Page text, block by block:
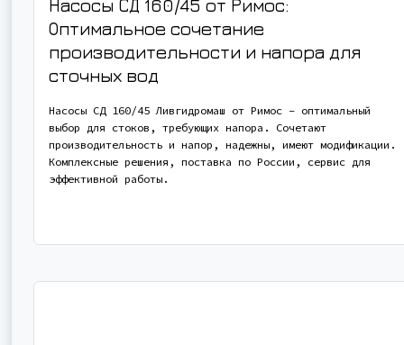
Насосы СД 160/45 от Римос:
Оптимальное сочетание
производительности и напора для
сточных вод
Насосы СД 160/45 Ливгидромаш от Римос – оптимальный
выбор для стоков, требующих напора. Сочетают
производительность и напор, надежны, имеют модификации.
Комплексные решения, поставка по России, сервис для
эффективной работы.